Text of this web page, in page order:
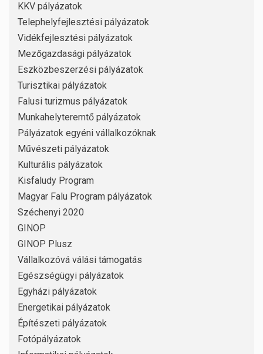
KKV pályázatok
Telephelyfejlesztési pályázatok
Vidékfejlesztési pályázatok
Mezőgazdasági pályázatok
Eszközbeszerzési pályázatok
Turisztikai pályázatok
Falusi turizmus pályázatok
Munkahelyteremtő pályázatok
Pályázatok egyéni vállalkozóknak
Művészeti pályázatok
Kulturális pályázatok
Kisfaludy Program
Magyar Falu Program pályázatok
Széchenyi 2020
GINOP
GINOP Plusz
Vállalkozóvá válási támogatás
Egészségügyi pályázatok
Egyházi pályázatok
Energetikai pályázatok
Építészeti pályázatok
Fotópályázatok